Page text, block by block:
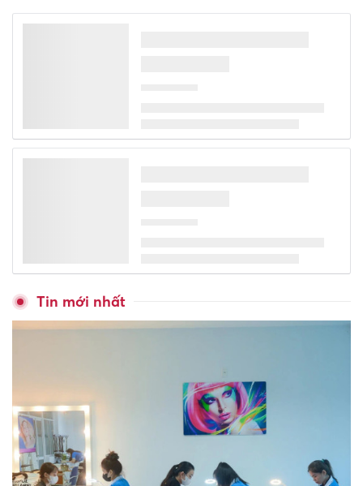
Tin mới nhất